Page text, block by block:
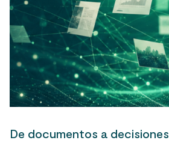
De documentos a decisiones